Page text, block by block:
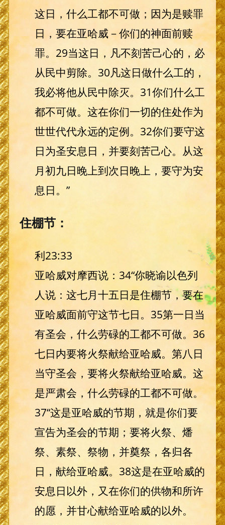
这日，什么工都不可做；因为是赎罪
日，要在亚哈威－你们的神面前赎
罪。29当这日，凡不刻苦己心的，必
从民中剪除。30凡这日做什么工的，
我必将他从民中除灭。31你们什么工
都不可做。这在你们一切的住处作为
世世代代永远的定例。32你们要守这
日为圣安息日，并要刻苦己心。从这
月初九日晚上到次日晚上，要守为安
息日。”
住棚节：
利23:33
亚哈威对摩西说：34“你晓谕以色列
人说：这七月十五日是住棚节，要在
亚哈威面前守这节七日。35第一日当
有圣会，什么劳碌的工都不可做。36
七日内要将火祭献给亚哈威。第八日
当守圣会，要将火祭献给亚哈威。这
是严肃会，什么劳碌的工都不可做。
37“这是亚哈威的节期，就是你们要
宣告为圣会的节期；要将火祭、燔
祭、素祭、祭物，并奠祭，各归各
日，献给亚哈威。38这是在亚哈威的
安息日以外，又在你们的供物和所许
的愿，并甘心献给亚哈威的以外。